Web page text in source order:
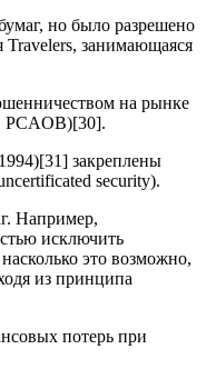
но было разрешено
Travelers, занимающаяся
на рынке
PCAOB)[30].
[31] закреплены
security).
Например,
исключить
это возможно,
из принципа
потерь при